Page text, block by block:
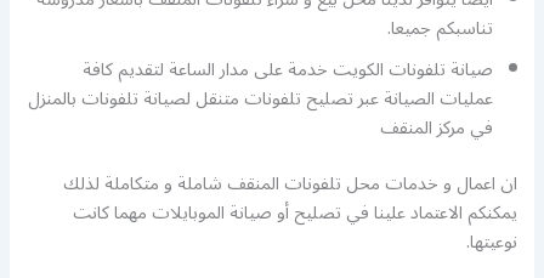
تناسبكم جميعا.
صيانة تلفونات الكويت خدمة على مدار الساعة لتقديم كافة
عمليات الصيانة عبر تصليح تلفونات متنقل لصيانة تلفونات بالمنزل
في مركز المنقف
ان اعمال و خدمات محل تلفونات المنقف شاملة و متكاملة لذلك
يمكنكم الاعتماد علينا في تصليح أو صيانة الموبايلات مهما كانت
نوعيتها.